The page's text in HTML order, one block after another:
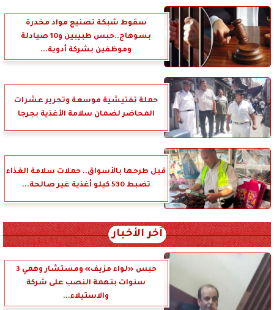
سقوط شبكة تصنيع مواد مخدرة
بسوهاج..حبس طبيبين و10 صيادلة
وموظفين بشركة أدوية...
حملة تفتيشية موسعة وتحرير عشرات
المحاضر لضمان سلامة الأغذية بجرجا
قبل طرحها بالأسواق.. حملات سلامة الغذاء
تضبط 530 كيلو أغذية غير صالحة...
آخر الأخبار
حبس «لواء مزيف» ومستشار وهمي 3
سنوات بتهمة النصب على شركة
والاستيلاء...